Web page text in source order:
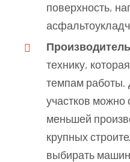
поверхность,
технику,
темпам
участков можно
меньшей
крупных
выбирать